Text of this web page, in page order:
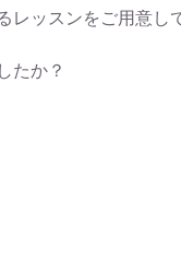
レッスンをご用意し
たか？